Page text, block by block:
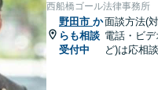
西船橋ゴール法律事務所
野田市 か
らも相談
受付中
面談方法(
電話・ビデ
ど)は応相談